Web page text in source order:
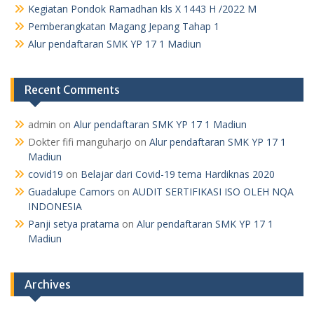
Kegiatan Pondok Ramadhan kls X 1443 H /2022 M
Pemberangkatan Magang Jepang Tahap 1
Alur pendaftaran SMK YP 17 1 Madiun
Recent Comments
admin on Alur pendaftaran SMK YP 17 1 Madiun
Dokter fifi manguharjo on Alur pendaftaran SMK YP 17 1
Madiun
covid19 on Belajar dari Covid-19 tema Hardiknas 2020
Guadalupe Camors on AUDIT SERTIFIKASI ISO OLEH NQA
INDONESIA
Panji setya pratama on Alur pendaftaran SMK YP 17 1
Madiun
Archives